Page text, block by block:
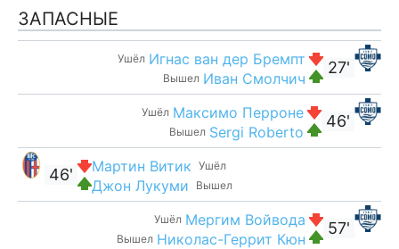
ЗАПАСНЫЕ
27'
Ушёл Игнас ван дер Бремпт
Вышел Иван Смолчич
46'
Ушёл Максимо Перроне
Вышел Sergi Roberto
Ушёл
Мартин Витик
Вышел
Джон Лукуми
46'
57'
Ушёл Мергим Войвода
Вышел Николас-Геррит Кюн